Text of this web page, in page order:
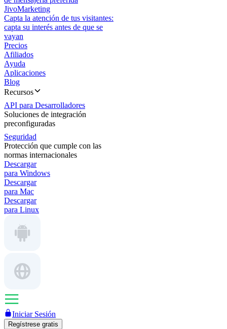
JivoMarketing
Capta la atención de tus visitantes:
capta su interés antes de que se
vayan
Precios
Afiliados
Ayuda
Aplicaciones
Blog
Recursos
API para Desarrolladores
Soluciones de integración
preconfiguradas
Seguridad
Protección que cumple con las
normas internacionales
Descargar
para Windows
Descargar
para Mac
Descargar
para Linux
Iniciar Sesión
Regístrese gratis